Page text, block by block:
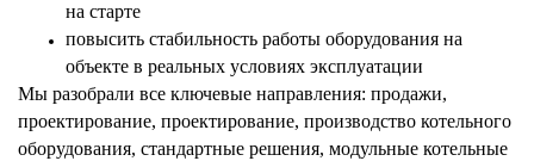
на старте
повысить стабильность работы оборудования на
объекте в реальных условиях эксплуатации
Мы разобрали все ключевые направления: продажи,
проектирование, проектирование, производство котельного
оборудования, стандартные решения, модульные котельные